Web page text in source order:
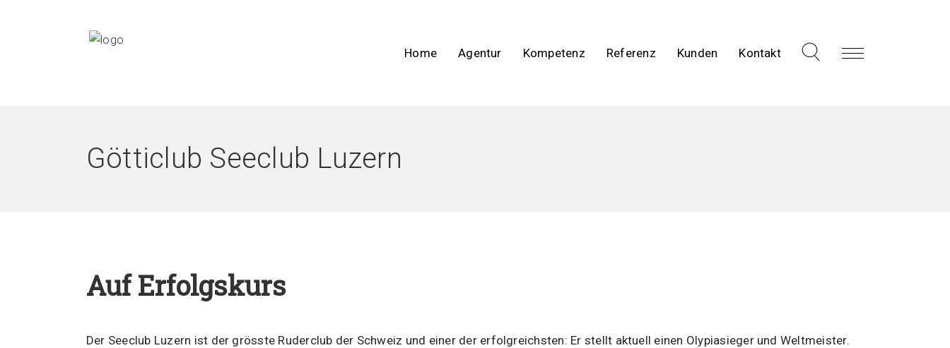
Home Agentur Kompetenz Referenz Kunden Kontakt
Götticlub Seeclub Luzern
Auf Erfolgskurs
Der Seeclub Luzern ist der grösste Ruderclub der Schweiz und einer der erfolgreichsten: Er stellt aktuell einen Olypiasieger und Weltmeister.